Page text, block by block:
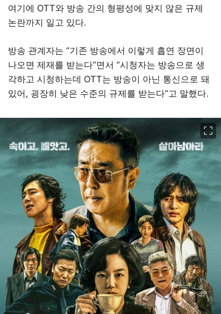
여기에 OTT와 방송 간의 형평성에 맞지 않은 규제
논란까지 일고 있다.
방송 관계자는 “기존 방송에서 이렇게 흡연 장면이
나오면 제재를 받는다”면서 “시청자는 방송으로 생
각하고 시청하는데 OTT는 방송이 아닌 통신으로 돼
있어, 굉장히 낮은 수준의 규제를 받는다”고 말했다.